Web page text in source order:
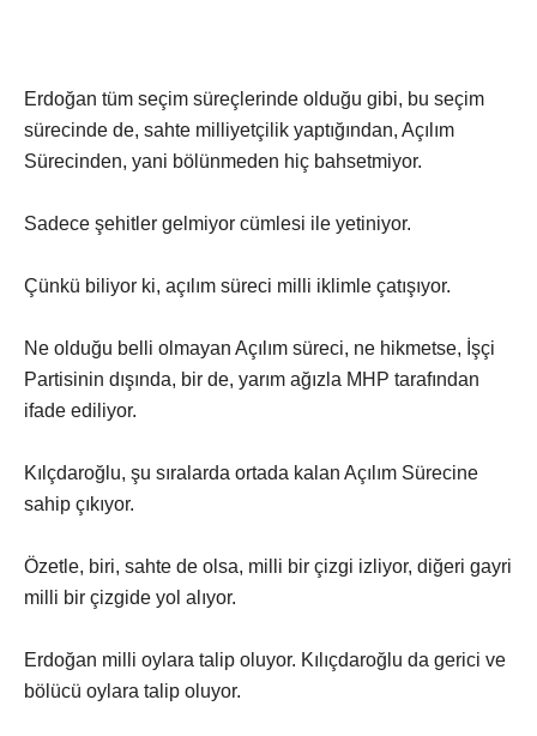
Erdoğan tüm seçim süreçlerinde olduğu gibi, bu seçim
sürecinde de, sahte milliyetçilik yaptığından, Açılım
Sürecinden, yani bölünmeden hiç bahsetmiyor.
Sadece şehitler gelmiyor cümlesi ile yetiniyor.
Çünkü biliyor ki, açılım süreci milli iklimle çatışıyor.
Ne olduğu belli olmayan Açılım süreci, ne hikmetse, İşçi
Partisinin dışında, bir de, yarım ağızla MHP tarafından
ifade ediliyor.
Kılçdaroğlu, şu sıralarda ortada kalan Açılım Sürecine
sahip çıkıyor.
Özetle, biri, sahte de olsa, milli bir çizgi izliyor, diğeri gayri
milli bir çizgide yol alıyor.
Erdoğan milli oylara talip oluyor. Kılıçdaroğlu da gerici ve
bölücü oylara talip oluyor.